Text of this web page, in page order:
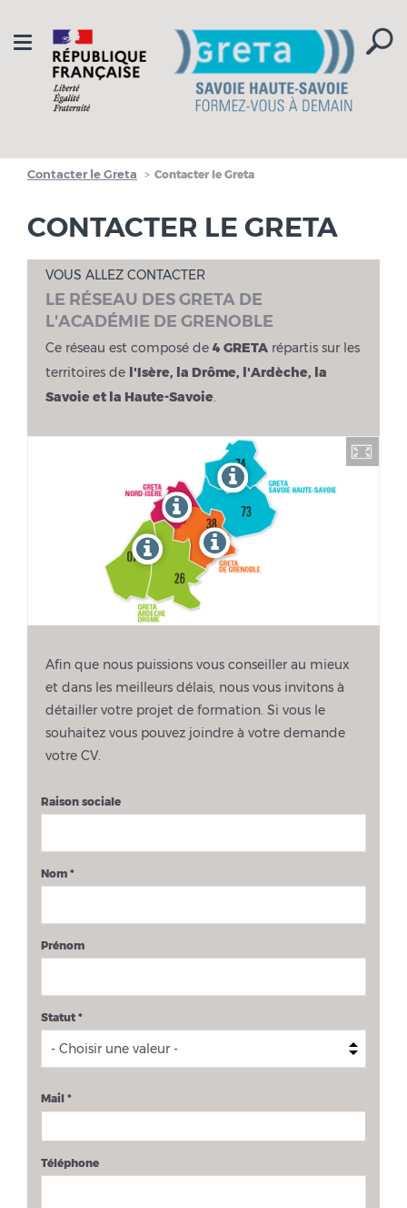
Toggle
navigation
Contacter le Greta Contacter le Greta
CONTACTER LE GRETA
VOUS ALLEZ CONTACTER
LE RÉSEAU DES GRETA DE
L'ACADÉMIE DE GRENOBLE
Ce réseau est composé de 4 GRETA répartis sur les
territoires de l'Isère, la Drôme, l'Ardèche, la
Savoie et la Haute-Savoie.
Afin que nous puissions vous conseiller au mieux
et dans les meilleurs délais, nous vous invitons à
détailler votre projet de formation. Si vous le
souhaitez vous pouvez joindre à votre demande
votre CV.
Raison sociale
Nom *
Prénom
Statut *
Mail *
Téléphone